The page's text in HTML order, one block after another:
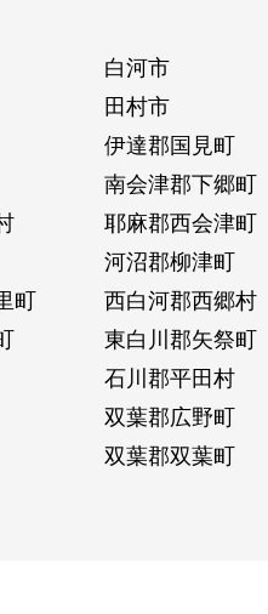
白河市
田村市
伊達郡国見町
南会津郡下郷町
耶麻郡西会津町
河沼郡柳津町
町
西白河郡西郷村
東白川郡矢祭町
石川郡平田村
双葉郡広野町
双葉郡双葉町